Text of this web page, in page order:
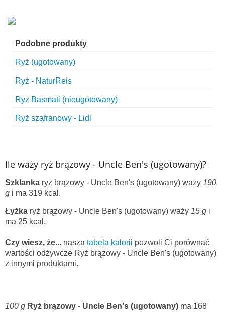
Podobne produkty
Ryż (ugotowany)
Ryż - NaturReis
Ryż Basmati (nieugotowany)
Ryż szafranowy - Lidl
Ile waży ryż brązowy - Uncle Ben's (ugotowany)?
Szklanka ryż brązowy - Uncle Ben's (ugotowany) waży 190
g i ma 319 kcal.
Łyżka ryż brązowy - Uncle Ben's (ugotowany) waży 15 g i
ma 25 kcal.
Czy wiesz, że... nasza tabela kalorii pozwoli Ci porównać
wartości odżywcze Ryż brązowy - Uncle Ben's (ugotowany)
z innymi produktami.
100 g Ryż brązowy - Uncle Ben's (ugotowany) ma 168